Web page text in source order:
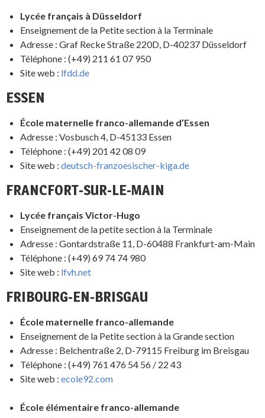
Lycée français à Düsseldorf
Enseignement de la Petite section à la Terminale
Adresse : Graf Recke Straße 220D, D-40237 Düsseldorf
Téléphone : (+49) 211 61 07 950
Site web : lfdd.de
ESSEN
École maternelle franco-allemande d’Essen
Adresse : Vosbusch 4, D-45133 Essen
Téléphone : (+49) 201 42 08 09
Site web : deutsch-franzoesischer-kiga.de
FRANCFORT-SUR-LE-MAIN
Lycée français Victor-Hugo
Enseignement de la petite section à la Terminale
Adresse : Gontardstraße 11, D-60488 Frankfurt-am-Main
Téléphone : (+49) 69 74 74 980
Site web : lfvh.net
FRIBOURG-EN-BRISGAU
École maternelle franco-allemande
Enseignement de la Petite section à la Grande section
Adresse : Belchentraße 2, D-79115 Freiburg im Breisgau
Téléphone : (+49) 761 476 54 56 / 22 43
Site web : ecole92.com
École élémentaire franco-allemande